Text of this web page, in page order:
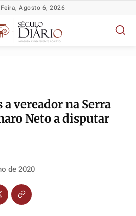
Agosto 6, 2026
vereador na Serra
Neto a disputar
de 2020